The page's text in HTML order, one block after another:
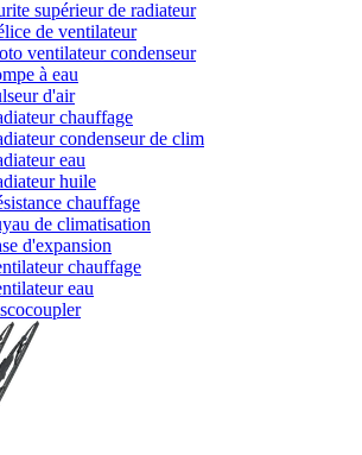
supérieur de radiateur
de ventilateur
ventilateur condenseur
à eau
d'air
chauffage
condenseur de clim
eau
huile
chauffage
de climatisation
d'expansion
chauffage
eau